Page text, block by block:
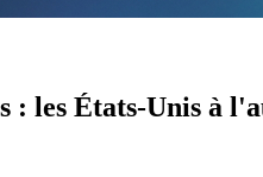
les États-Unis à